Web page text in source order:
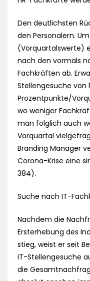
Den deutlichsten
den Personalern.
(Vorquartalswerte)
nach den vormals
Fachkräften ab.
Stellengesuche von
Prozentpunkte/
wo weniger
man folglich auch
Vorquartal
Branding Manager
Corona-Krise eine
384).
Suche nach IT-
Nachdem die
Ersterhebung des
stieg, weist er seit
IT-Stellengesuche
die